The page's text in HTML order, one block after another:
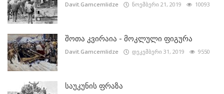
Davit.Gamcemlidze ნოემბერი 21, 2019 10093
შოთა კვირაია - მოკლული ფიგურა
Davit.Gamcemlidze დეკემბერი 31, 2019 9550
საუკუნის ფრაზა